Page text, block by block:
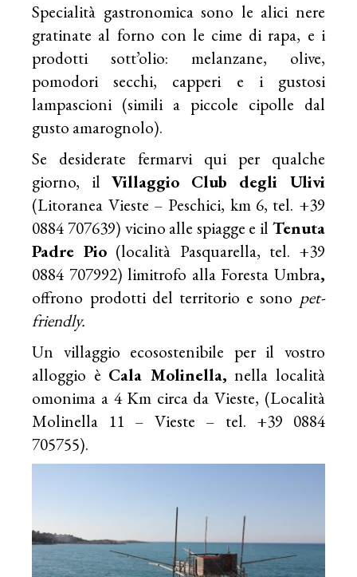
Specialità gastronomica sono le alici nere
gratinate al forno con le cime di rapa, e i
prodotti sott’olio: melanzane, olive,
pomodori secchi, capperi e i gustosi
lampascioni (simili a piccole cipolle dal
gusto amarognolo).
Se desiderate fermarvi qui per qualche
giorno, il Villaggio Club degli Ulivi
(Litoranea Vieste – Peschici, km 6, tel. +39
0884 707639) vicino alle spiagge e il Tenuta
Padre Pio (località Pasquarella, tel. +39
0884 707992) limitrofo alla Foresta Umbra,
offrono prodotti del territorio e sono pet-
friendly.
Un villaggio ecosostenibile per il vostro
alloggio è Cala Molinella, nella località
omonima a 4 Km circa da Vieste, (Località
Molinella 11 – Vieste – tel. +39 0884
705755).